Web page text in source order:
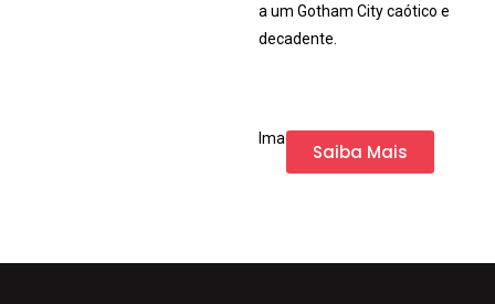
a um Gotham City caótico e
decadente.
Imagem da Internet
Saiba Mais